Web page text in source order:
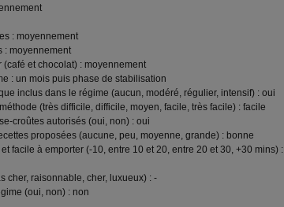
: moyennement
: moyennement
(café et chocolat) : moyennement
: un mois puis phase de stabilisation
inclus dans le régime (aucun, modéré, régulier, intensif) : oui
(très difficile, difficile, moyen, facile, très facile) : facile
croûtes autorisés (oui, non) : oui
proposées (aucune, peu, moyenne, grande) : bonne
facile à emporter (-10, entre 10 et 20, entre 20 et 30, +30 mins) :
cher, raisonnable, cher, luxueux) : -
(oui, non) : non